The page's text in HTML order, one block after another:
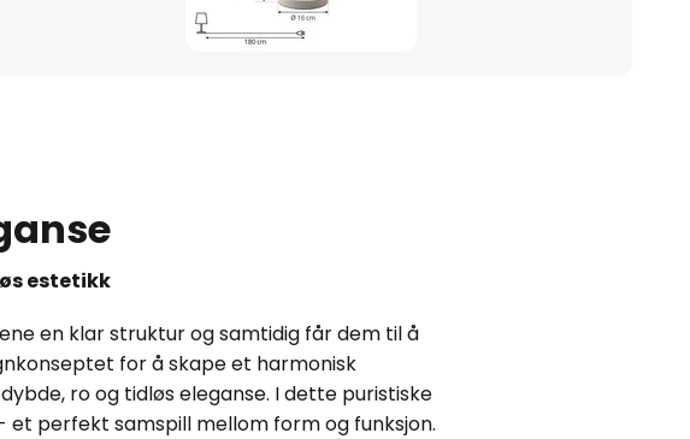
estetikk
en klar struktur og samtidig får dem til å
for å skape et harmonisk
ro og tidløs eleganse. I dette puristiske
perfekt samspill mellom form og funksjon.